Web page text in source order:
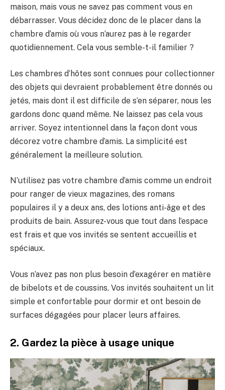
maison, mais vous ne savez pas comment vous en
débarrasser. Vous décidez donc de le placer dans la
chambre d’amis où vous n’aurez pas à le regarder
quotidiennement. Cela vous semble-t-il familier ?
Les chambres d’hôtes sont connues pour collectionner
des objets qui devraient probablement être donnés ou
jetés, mais dont il est difficile de s’en séparer, nous les
gardons donc quand même. Ne laissez pas cela vous
arriver. Soyez intentionnel dans la façon dont vous
décorez votre chambre d’amis. La simplicité est
généralement la meilleure solution.
N’utilisez pas votre chambre d’amis comme un endroit
pour ranger de vieux magazines, des romans
populaires il y a deux ans, des lotions anti-âge et des
produits de bain. Assurez-vous que tout dans l’espace
est frais et que vos invités se sentent accueillis et
spéciaux.
Vous n’avez pas non plus besoin d’exagérer en matière
de bibelots et de coussins. Vos invités souhaitent un lit
simple et confortable pour dormir et ont besoin de
surfaces dégagées pour placer leurs affaires.
2. Gardez la pièce à usage unique